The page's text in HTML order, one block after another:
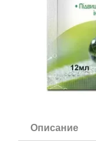
Описание